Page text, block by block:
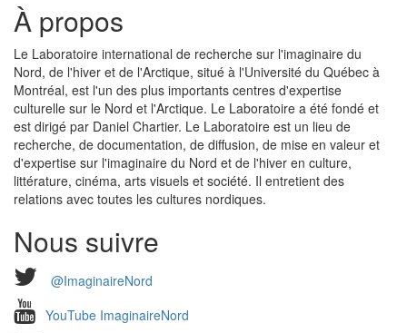
À propos
Le Laboratoire international de recherche sur l'imaginaire du
Nord, de l'hiver et de l'Arctique, situé à l'Université du Québec à
Montréal, est l'un des plus importants centres d'expertise
culturelle sur le Nord et l'Arctique. Le Laboratoire a été fondé et
est dirigé par Daniel Chartier. Le Laboratoire est un lieu de
recherche, de documentation, de diffusion, de mise en valeur et
d'expertise sur l'imaginaire du Nord et de l'hiver en culture,
littérature, cinéma, arts visuels et société. Il entretient des
relations avec toutes les cultures nordiques.
Nous suivre
@ImaginaireNord
YouTube ImaginaireNord